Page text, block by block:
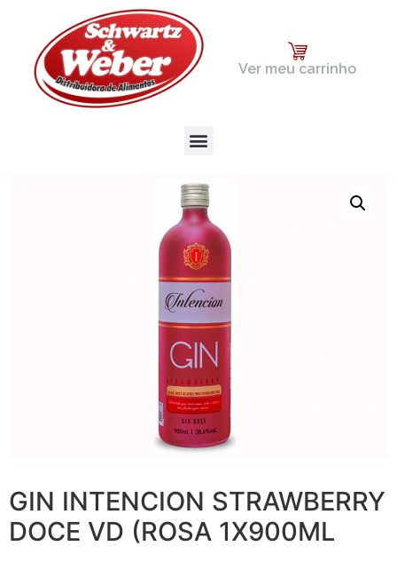
Ver meu carrinho
GIN INTENCION STRAWBERRY
DOCE VD (ROSA 1X900ML